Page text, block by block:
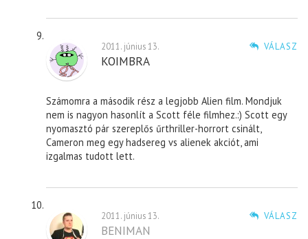
VÁLASZ
2011. június 13.
KOIMBRA
Számomra a második rész a legjobb Alien film. Mondjuk
nem is nagyon hasonlít a Scott féle filmhez.:) Scott egy
nyomasztó pár szereplős űrthriller-horrort csinált,
Cameron meg egy hadsereg vs alienek akciót, ami
izgalmas tudott lett.
VÁLASZ
2011. június 13.
BENIMAN